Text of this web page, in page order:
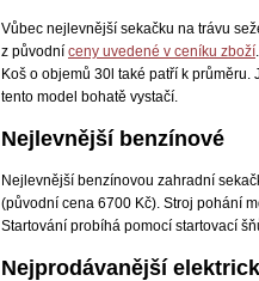
Vůbec nejlevnější sekačku na trávu
z původní ceny uvedené v ceníku zboží
Koš o objemů 30l také patří k
tento model bohatě vystačí.
Nejlevnější benzínové
Nejlevnější benzínovou zahradní
(původní cena 6700 Kč). Stroj pohání
Startování probíhá pomocí startovací
Nejprodávanější